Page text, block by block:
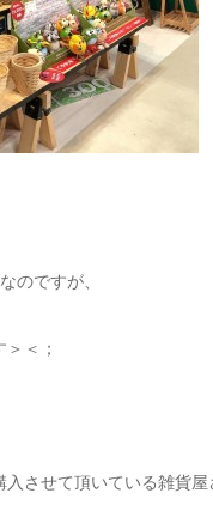
のですが、
＜；
させて頂いている雑貨屋